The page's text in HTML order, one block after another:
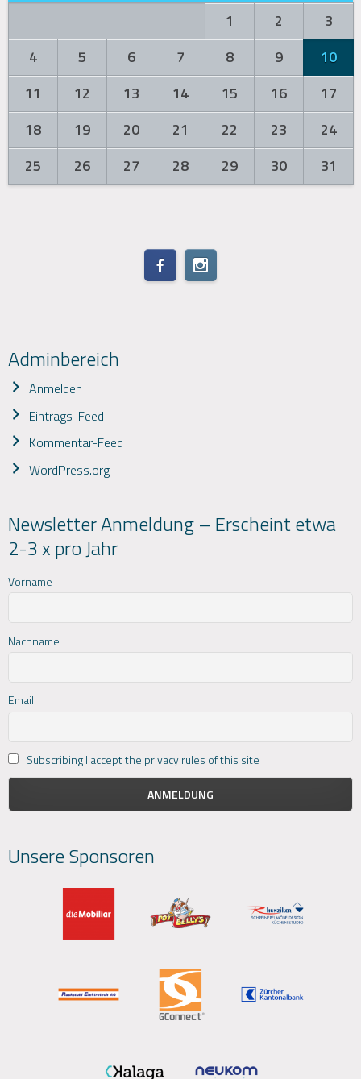
1 2
3
4
5 6 7 8 9
10
11
12 13 14 15 16
17
18
19 20 21 22 23
24
25
26 27 28 29 30 31
Adminbereich
Anmelden
Eintrags-Feed
Kommentar-Feed
WordPress.org
Newsletter Anmeldung – Erscheint etwa
2-3 x pro Jahr
Vorname
Nachname
Email
Subscribing I accept the privacy rules of this site
Unsere Sponsoren